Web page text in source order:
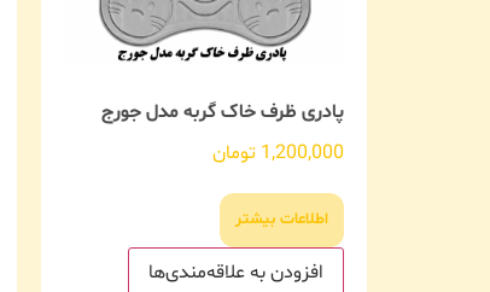
پادری ظرف خاک گربه مدل جورج
1,200,000 تومان
اطلاعات بیشتر
افزودن به علاقه‌مندی‌ها